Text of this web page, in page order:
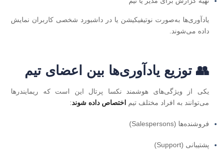
یادآوری‌ها به‌صورت نوتیفیکیشن یا در داشبورد شخصی کاربران نمایش
داده می‌شوند.
👥 توزیع یادآوری‌ها بین اعضای تیم
یکی از ویژگی‌های هوشمند نکسا پرتال این است که ریمایندرها
می‌توانند به افراد مختلف تیم اختصاص داده شوند:
فروشنده‌ها (Salespersons)
پشتیبانی (Support)